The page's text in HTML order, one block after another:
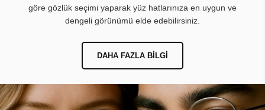
göre gözlük seçimi yaparak yüz hatlarınıza en uygun ve
dengeli görünümü elde edebilirsiniz.
DAHA FAZLA BILGI